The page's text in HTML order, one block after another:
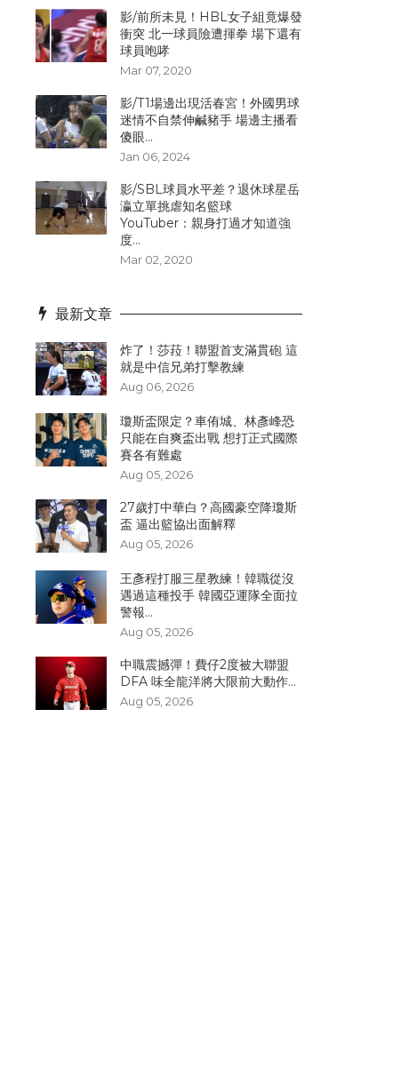
影/前所未見！HBL女子組竟爆發
衝突 北一球員險遭揮拳 場下還有
球員咆哮
Mar 07, 2020
影/T1場邊出現活春宮！外國男球
迷情不自禁伸鹹豬手 場邊主播看
傻眼...
Jan 06, 2024
影/SBL球員水平差？退休球星岳
瀛立單挑虐知名籃球
YouTuber：親身打過才知道強
度...
Mar 02, 2020
最新文章
炸了！​莎菈！聯盟首支滿貫砲 這
就是中信兄弟打擊教練
Aug 06, 2026
瓊斯盃限定？車侑城、林彥峰恐
只能在自爽盃出戰 想打正式國際
賽各有難處
Aug 05, 2026
27歲打中華白？高國豪空降瓊斯
盃 逼出籃協出面解釋
Aug 05, 2026
王彥程打服三星教練！韓職從沒
遇過這種投手 韓國亞運隊全面拉
警報...
Aug 05, 2026
中職震撼彈！費仔2度被大聯盟
DFA 味全龍洋將大限前大動作...
Aug 05, 2026